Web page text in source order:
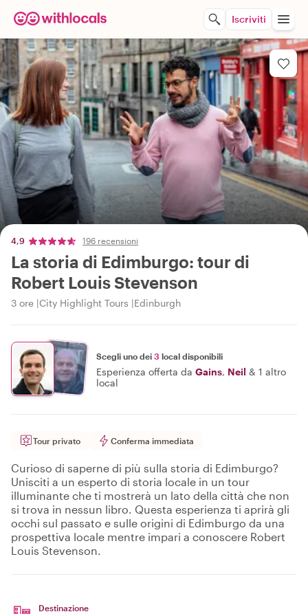
Iscriviti
4,9 196 recensioni
La storia di Edimburgo: tour di
Robert Louis Stevenson
3 ore City Highlight Tours Edinburgh
Scegli uno dei 3 local disponibili
Esperienza offerta da Gains, Neil & 1 altro
local
Tour privato Conferma immediata
Curioso di saperne di più sulla storia di Edimburgo?
Unisciti a un esperto di storia locale in un tour
illuminante che ti mostrerà un lato della città che non
si trova in nessun libro. Questa esperienza ti aprirà gli
occhi sul passato e sulle origini di Edimburgo da una
prospettiva locale mentre impari a conoscere Robert
Louis Stevenson.
Destinazione